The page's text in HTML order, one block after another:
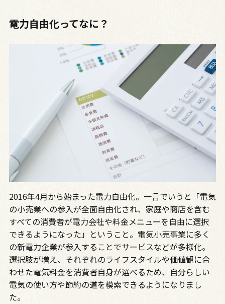
電力自由化ってなに？
2016年4月から始まった電力自由化。一言でいうと「電気
の小売業への参入が全面自由化され、家庭や商店を含む
すべての消費者が電力会社や料金メニューを自由に選択
できるようになった」ということ。電気小売事業に多く
の新電力企業が参入することでサービスなどが多様化。
選択肢が増え、それぞれのライフスタイルや価値観に合
わせた電気料金を消費者自身が選べるため、自分らしい
電気の使い方や節約の道を模索できるようになりまし
た。